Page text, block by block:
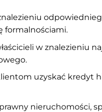
formalnościami.
w znalezieniu
uzyskać kredyt
nieruchomości,